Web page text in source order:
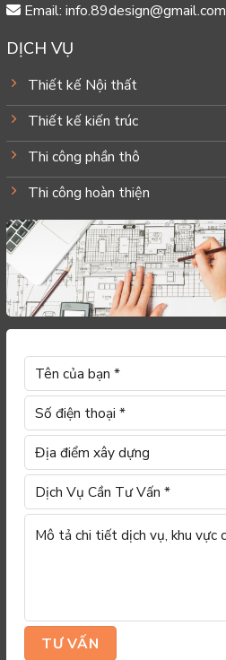
Email: info.89design@gmail.com
DỊCH VỤ
Thiết kế Nội thất
Thiết kế kiến trúc
Thi công phần thô
Thi công hoàn thiện